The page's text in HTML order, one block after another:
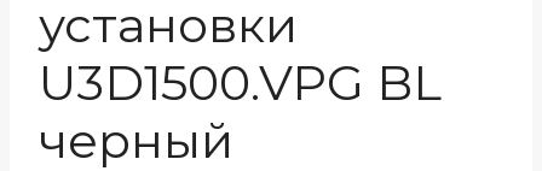
установки
U3D1500.VPG BL
черный